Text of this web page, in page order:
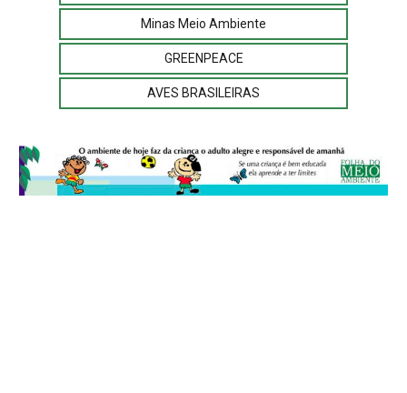
Minas Meio Ambiente
GREENPEACE
AVES BRASILEIRAS